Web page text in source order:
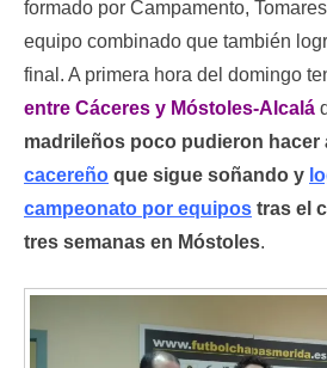
formado por Campamento,
equipo combinado que también
final. A primera hora del domingo
entre Cáceres y Móstoles-Alcalá
madrileños poco pudieron hacer
cacereño que sigue soñando y
campeonato por equipos tras el
tres semanas en Móstoles.